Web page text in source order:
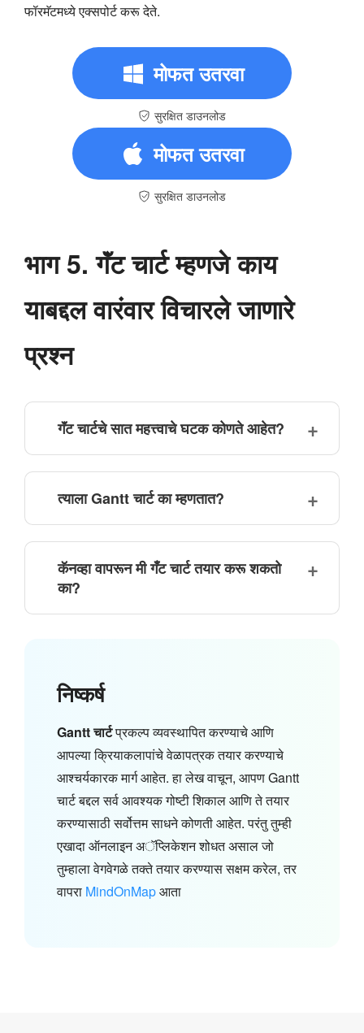
फॉरमॅटमध्ये एक्सपोर्ट करू देते.
मोफत उतरवा
सुरक्षित डाउनलोड
मोफत उतरवा
सुरक्षित डाउनलोड
भाग 5. गॅंट चार्ट म्हणजे काय
याबद्दल वारंवार विचारले जाणारे
प्रश्न
गॅंट चार्टचे सात महत्त्वाचे घटक कोणते आहेत?
त्याला Gantt चार्ट का म्हणतात?
कॅनव्हा वापरून मी गँट चार्ट तयार करू शकतो
का?
निष्कर्ष
Gantt चार्टप्रकल्प व्यवस्थापित करण्याचे आणि
आपल्या क्रियाकलापांचे वेळापत्रक तयार करण्याचे
आश्चर्यकारक मार्ग आहेत. हा लेख वाचून, आपण Gantt
चार्ट बद्दल सर्व आवश्यक गोष्टी शिकाल आणि ते तयार
करण्यासाठी सर्वोत्तम साधने कोणती आहेत. परंतु तुम्ही
एखादा ऑनलाइन अॅप्लिकेशन शोधत असाल जो
तुम्हाला वेगवेगळे तक्ते तयार करण्यास सक्षम करेल, तर
वापरा MindOnMapआता